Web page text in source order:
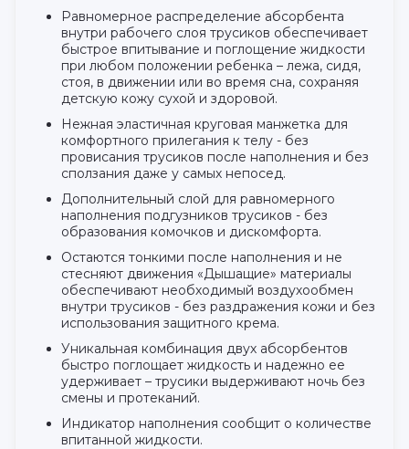
Равномерное распределение абсорбента
внутри рабочего слоя трусиков обеспечивает
быстрое впитывание и поглощение жидкости
при любом положении ребенка – лежа, сидя,
стоя, в движении или во время сна, сохраняя
детскую кожу сухой и здоровой.
Нежная эластичная круговая манжетка для
комфортного прилегания к телу - без
провисания трусиков после наполнения и без
сползания даже у самых непосед.
Дополнительный слой для равномерного
наполнения подгузников трусиков - без
образования комочков и дискомфорта.
Остаются тонкими после наполнения и не
стесняют движения «Дышащие» материалы
обеспечивают необходимый воздухообмен
внутри трусиков - без раздражения кожи и без
использования защитного крема.
Уникальная комбинация двух абсорбентов
быстро поглощает жидкость и надежно ее
удерживает – трусики выдерживают ночь без
смены и протеканий.
Индикатор наполнения сообщит о количестве
впитанной жидкости.